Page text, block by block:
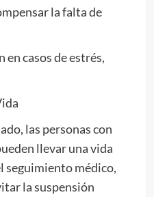
la falta de
en casos de estrés,
las personas con
llevar una vida
seguimiento médico,
la suspensión